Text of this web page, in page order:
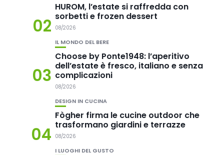
02
HUROM, l’estate si raffredda con
sorbetti e frozen dessert
08/2026
03
IL MONDO DEL BERE
Choose by Ponte1948: l’aperitivo
dell’estate è fresco, italiano e senza
complicazioni
08/2026
04
DESIGN IN CUCINA
Fògher firma le cucine outdoor che
trasformano giardini e terrazze
08/2026
I LUOGHI DEL GUSTO